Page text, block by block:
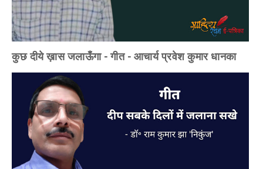
कुछ दीये ख़ास जलाऊँगा - गीत - आचार्य प्रवेश कुमार धानका